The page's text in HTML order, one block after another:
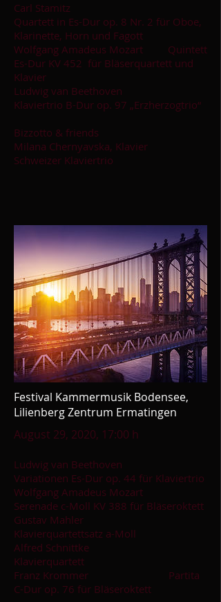
Carl Stamitz
Quartett in Es-Dur op. 8 Nr. 2 für Oboe,
Klarinette, Horn und Fagott
Wolfgang Amadeus Mozart Quintett
Es-Dur KV 452 für Bläserquartett und
Klavier
Ludwig van Beethoven
Klaviertrio B-Dur op. 97 „Erzherzogtrio“
Bizzotto & friends
Milana Chernyavska, Klavier
Schweizer Klaviertrio
Festival Kammermusik Bodensee,
Lilienberg Zentrum Ermatingen
August 29, 2020, 17:00 h
Ludwig van Beethoven
Variationen Es-Dur op. 44 für Klaviertrio
Wolfgang Amadeus Mozart
Serenade c-Moll KV 388 für Bläseroktett
Gustav Mahler
Klavierquartettsatz a-Moll
Alfred Schnittke
Klavierquartett
Franz Krommer Partita
C-Dur op. 76 für Bläseroktett